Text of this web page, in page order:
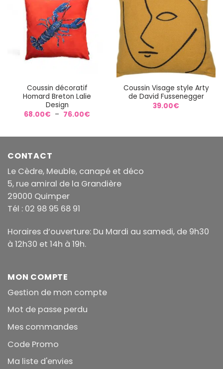
Coussin décoratif
Homard Breton Lalie
Design
68.00€ – 76.00€
à
Coussin Visage style Arty
de David Fussenegger
39.00€
CONTACT
Le Cèdre, Meuble, canapé et déco
5, rue amiral de la Grandière
29000 Quimper
Tél : 02 98 95 68 91
Horaires d’ouverture: Du Mardi au samedi, de 9h30
à 12h30 et 14h à 19h.
MON COMPTE
Gestion de mon compte
Mot de passe perdu
Mes commandes
Code Promo
Ma liste d'envies